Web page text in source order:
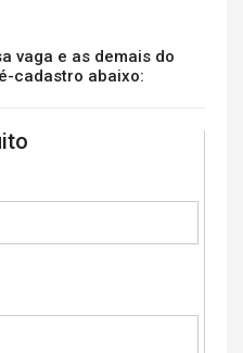
vaga e as demais do
cadastro abaixo: